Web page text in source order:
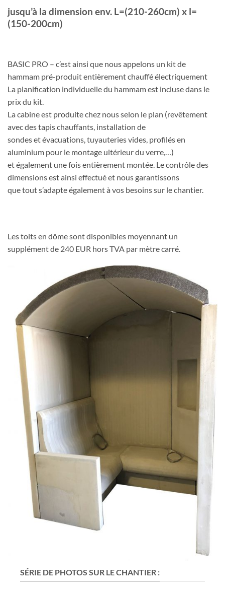
jusqu’à la dimension env. L=(210-260cm) x l=
(150-200cm)
BASIC PRO – c’est ainsi que nous appelons un kit de
hammam pré-produit entièrement chauffé électriquement
La planification individuelle du hammam est incluse dans le
prix du kit.
La cabine est produite chez nous selon le plan (revêtement
avec des tapis chauffants, installation de
sondes et évacuations, tuyauteries vides, profilés en
aluminium pour le montage ultérieur du verre,…)
et également une fois entièrement montée. Le contrôle des
dimensions est ainsi effectué et nous garantissons
que tout s’adapte également à vos besoins sur le chantier.
Les toits en dôme sont disponibles moyennant un
supplément de 240 EUR hors TVA par mètre carré.
SÉRIE DE PHOTOS SUR LE CHANTIER :